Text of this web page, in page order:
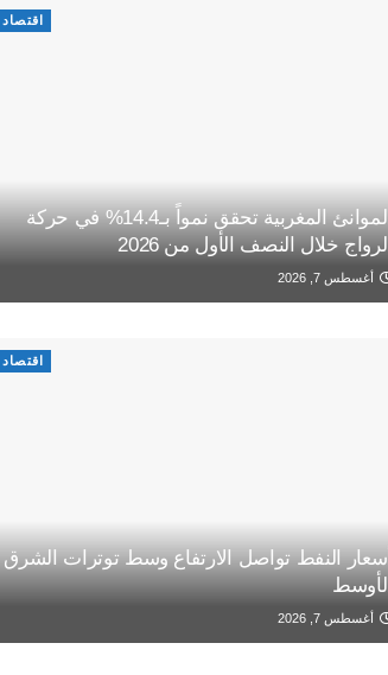
اقتصاد
الموانئ المغربية تحقق نمواً بـ14.4% في حركة
خلال النصف الأول من 2026
أغسطس 7, 2026
اقتصاد
النفط تواصل الارتفاع وسط توترات الشرق
أغسطس 7, 2026